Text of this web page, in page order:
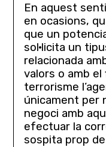
En aquest
en ocasions,
que un
sol·licita un
relacionada
valors o amb
terrorisme
únicament per
negoci amb
efectuar la
sospita prop de